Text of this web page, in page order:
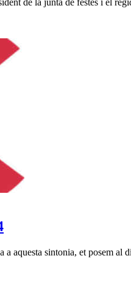
de la junta de festes i el
aquesta sintonia, et posem